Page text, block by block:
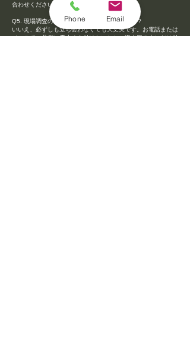
合わせください。
Q5. 現場調査の時に必ず立ち合いが必要ですか？
いいえ、必ずしも立ち会わなくても大丈夫です。お電話または
メールで、北側に雪止めを付けたいとか、温水器の上にだけ付
Phone Email